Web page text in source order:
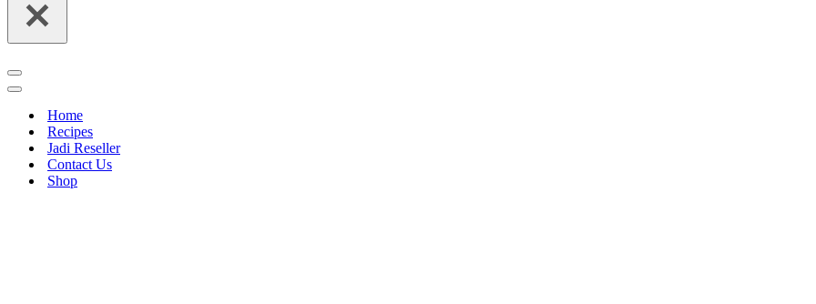
Navigation
Menu
Navigation
Home
Recipes
Jadi Reseller
Contact Us
Shop